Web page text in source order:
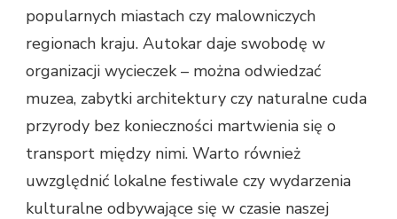
popularnych miastach czy malowniczych
regionach kraju. Autokar daje swobodę w
organizacji wycieczek – można odwiedzać
muzea, zabytki architektury czy naturalne cuda
przyrody bez konieczności martwienia się o
transport między nimi. Warto również
uwzględnić lokalne festiwale czy wydarzenia
kulturalne odbywające się w czasie naszej